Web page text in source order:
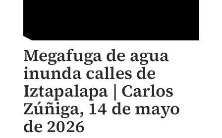
Megafuga de agua
inunda calles de
Iztapalapa | Carlos
Zúñiga, 14 de mayo
de 2026